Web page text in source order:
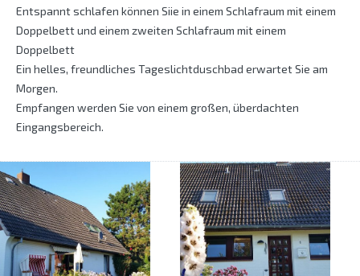
Entspannt schlafen können Siie in einem Schlafraum mit einem
Doppelbett und einem zweiten Schlafraum mit einem
Doppelbett
Ein helles, freundliches Tageslichtduschbad erwartet Sie am
Morgen.
Empfangen werden Sie von einem großen, überdachten
Eingangsbereich.